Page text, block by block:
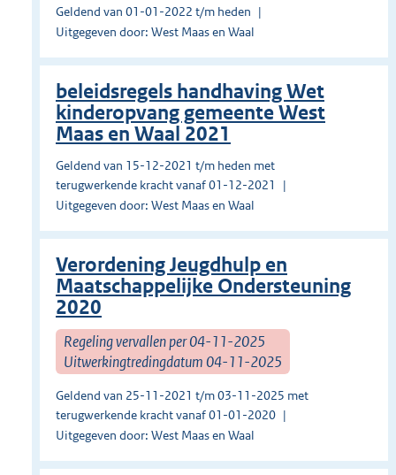
Geldend van 01-01-2022 t/m heden
Uitgegeven door: West Maas en Waal
beleidsregels handhaving Wet
kinderopvang gemeente West
Maas en Waal 2021
Geldend van 15-12-2021 t/m heden met
terugwerkende kracht vanaf 01-12-2021
Uitgegeven door: West Maas en Waal
Verordening Jeugdhulp en
Maatschappelijke Ondersteuning
2020
Regeling vervallen per 04-11-2025
Uitwerkingtredingdatum 04-11-2025
Geldend van 25-11-2021 t/m 03-11-2025 met
terugwerkende kracht vanaf 01-01-2020
Uitgegeven door: West Maas en Waal